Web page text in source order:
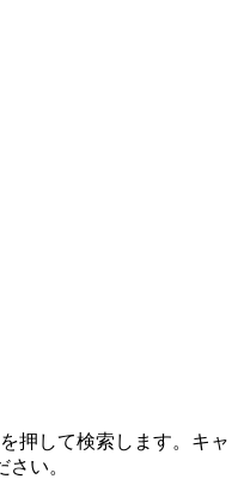
押して検索します。キャ
い。